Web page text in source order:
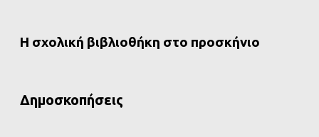
Η σχολική βιβλιοθήκη στο προσκήνιο
Δημοσκοπήσεις